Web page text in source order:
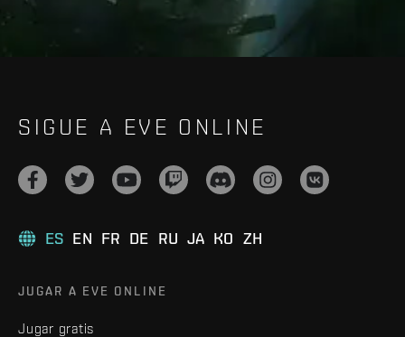
SIGUE A EVE ONLINE
ES EN FR DE RU JA KO ZH
JUGAR A EVE ONLINE
Jugar gratis